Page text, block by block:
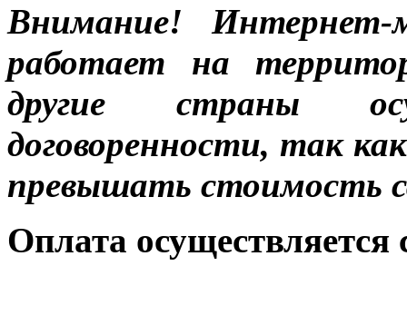
Внимание! Интернет-
работает на
другие страны
договоренности, так
превышать стоимость
Оплата